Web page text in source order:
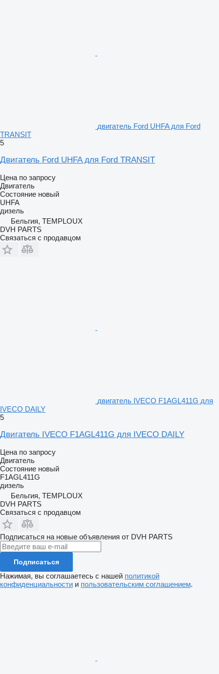
двигатель Ford UHFA для Ford
TRANSIT
5
Двигатель Ford UHFA для Ford TRANSIT
Цена по запросу
Двигатель
Состояние новый
UHFA
дизель
Бельгия, TEMPLOUX
DVH PARTS
Связаться с продавцом
двигатель IVECO F1AGL411G для
IVECO DAILY
5
Двигатель IVECO F1AGL411G для IVECO DAILY
Цена по запросу
Двигатель
Состояние новый
F1AGL411G
дизель
Бельгия, TEMPLOUX
DVH PARTS
Связаться с продавцом
Подписаться на новые объявления от DVH PARTS
Подписаться
Нажимая, вы соглашаетесь с нашей политикой
конфиденциальности и пользовательским соглашением.